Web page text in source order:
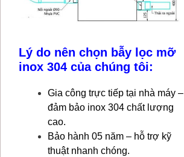
Lý do nên chọn bẫy lọc mỡ
inox 304 của chúng tôi:
Gia công trực tiếp tại nhà máy –
đảm bảo inox 304 chất lượng
cao.
Bảo hành 05 năm – hỗ trợ kỹ
thuật nhanh chóng.